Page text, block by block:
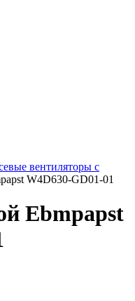
вентиляторы с
W4D630-GD01-01
Ebmpapst